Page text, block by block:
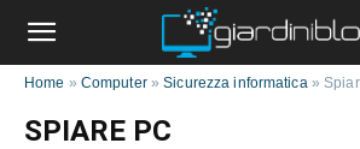
Home » Computer»Sicurezza informatica»
SPIARE PC